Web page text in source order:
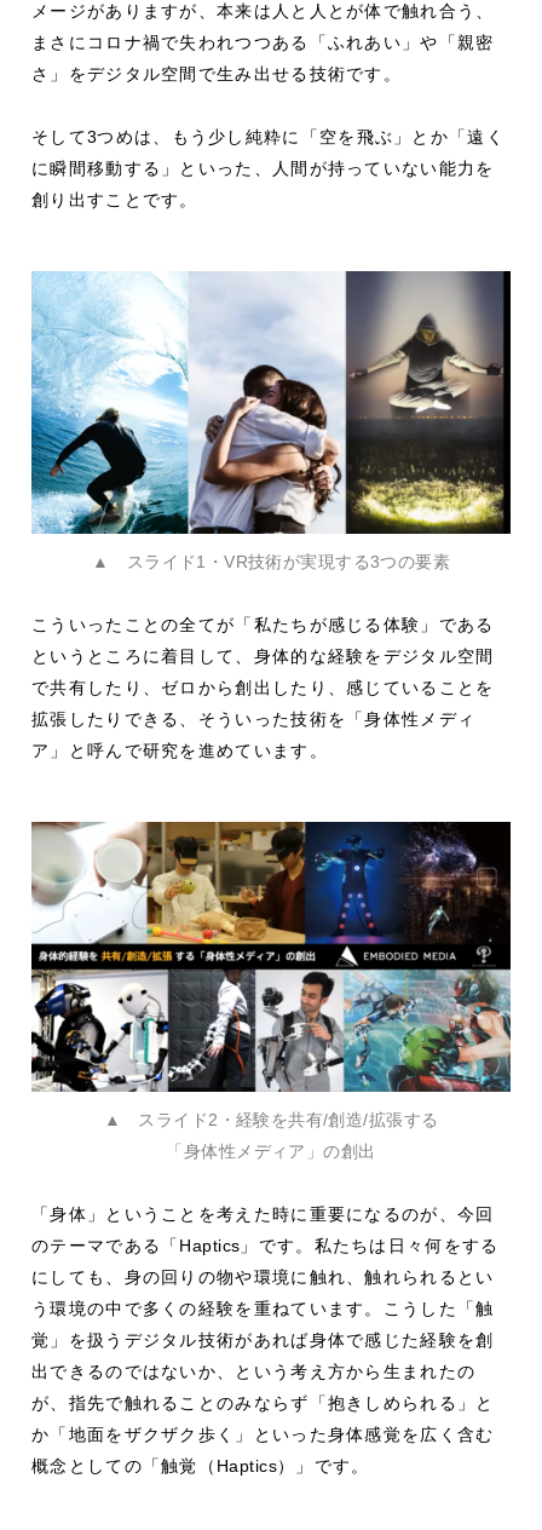
メージがありますが、本来は人と人とが体で触れ合う、
まさにコロナ禍で失われつつある「ふれあい」や「親密
さ」をデジタル空間で生み出せる技術です。
そして3つめは、もう少し純粋に「空を飛ぶ」とか「遠く
に瞬間移動する」といった、人間が持っていない能力を
創り出すことです。
▲ スライド1・VR技術が実現する3つの要素
こういったことの全てが「私たちが感じる体験」である
というところに着目して、身体的な経験をデジタル空間
で共有したり、ゼロから創出したり、感じていることを
拡張したりできる、そういった技術を「身体性メディ
ア」と呼んで研究を進めています。
▲ スライド2・経験を共有/創造/拡張する
「身体性メディア」の創出
「身体」ということを考えた時に重要になるのが、今回
のテーマである「 Haptics 」です。私たちは日々何をする
にしても、身の回りの物や環境に触れ、触れられるとい
う環境の中で多くの経験を重ねています。こうした「触
覚」を扱うデジタル技術があれば身体で感じた経験を創
出できるのではないか、という考え方から生まれたの
が、指先で触れることのみならず「抱きしめられる」と
か「地面をザクザク歩く」といった身体感覚を広く含む
概念としての「触覚（ Haptics）」です。